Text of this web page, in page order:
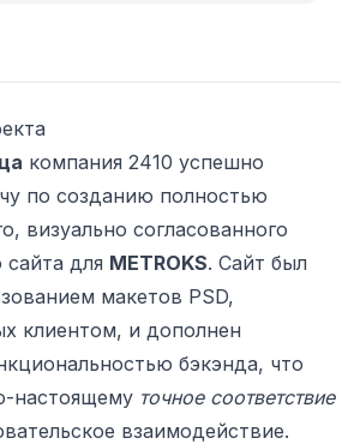
компания 2410 успешно
по созданию полностью
визуально согласованного
сайта для METROKS. Сайт был
макетов PSD,
клиентом, и дополнен
бэкэнда, что
настоящему точное соответствие
взаимодействие.